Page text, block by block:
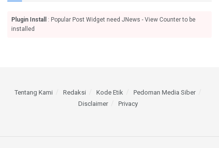
Plugin Install
: Popular Post Widget need JNews - View Counter to be
installed
Tentang Kami Redaksi Kode Etik
Pedoman Media Siber
Disclaimer
Privacy